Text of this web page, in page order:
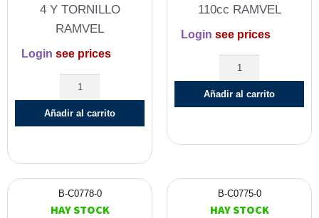
4 Y TORNILLO
RAMVEL
Login see prices
Añadir al carrito
110cc RAMVEL
Login see prices
Añadir al carrito
B-C0778-0
HAY STOCK
B-C0775-0
HAY STOCK